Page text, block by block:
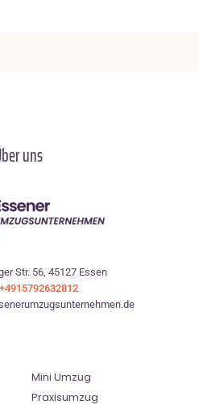
uns
Str. 56, 45127 Essen
+4915792632812
Mini Umzug
Praxisumzug